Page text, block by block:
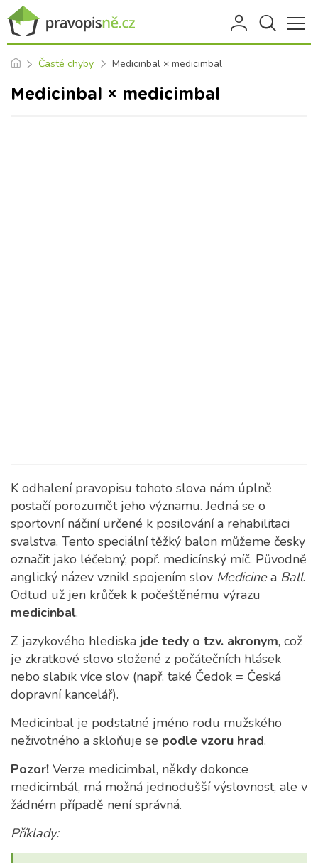
Časté chyby Medicinbal × medicimbal
Medicinbal × medicimbal
K odhalení pravopisu tohoto slova nám úplně
postačí porozumět jeho významu. Jedná se o
sportovní náčiní určené k posilování a rehabilitaci
svalstva. Tento speciální těžký balon můžeme česky
označit jako léčebný, popř. medicínský míč. Původně
anglický název vznikl spojením slov Medicinea Ball.
Odtud už jen krůček k počeštěnému výrazu
medicinbal.
Z jazykového hlediska jde tedy o tzv. akronym, což
je zkratkové slovo složené z počátečních hlásek
nebo slabik více slov (např. také Čedok = Česká
dopravní kancelář).
Medicinbal je podstatné jméno rodu mužského
neživotného a skloňuje se podle vzoru hrad.
Pozor! Verze medicimbal, někdy dokonce
medicimbál, má možná jednodušší výslovnost, ale v
žádném případě není správná.
Příklady: